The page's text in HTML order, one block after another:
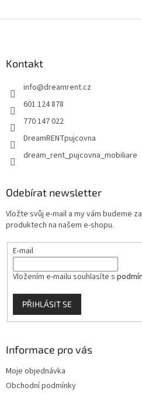
Kontakt
info@dreamrent.cz
601 124 878
770 147 022
DreamRENTpujcovna
dream_rent_pujcovna_mobiliare
Odebírat newsletter
Vložte svůj e-mail a my vám budeme
produktech na našem e-shopu.
E-mail
Vložením e-mailu souhlasíte s
PŘIHLÁSIT SE
Informace pro vás
Moje objednávka
Obchodní podmínky